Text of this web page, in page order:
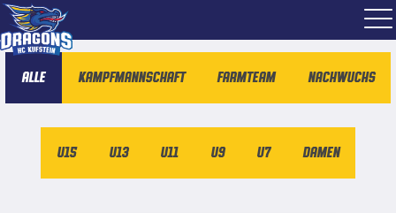
Alle Kampfmannschaft Farmteam Nachwuchs
U15 U13 U11 U9 U7 Damen